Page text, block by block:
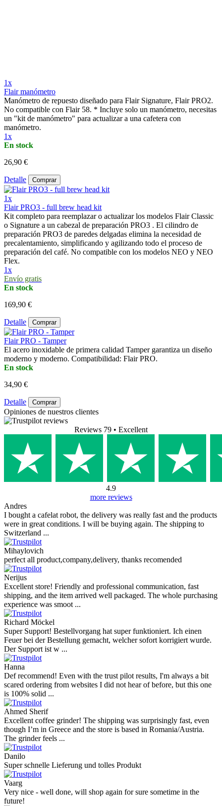
1x
Flair manómetro
Manómetro de repuesto diseñado para Flair Signature, Flair PRO2.
No compatible con Flair 58. * Incluye solo un manómetro, necesitas
un "kit de manómetro" para actualizar a una cafetera con
manómetro.
1x
En stock
26,90 €
Detalle Comprar
1x
Flair PRO3 - full brew head kit
Kit completo para reemplazar o actualizar los modelos Flair Classic
o Signature a un cabezal de preparación PRO3 . El cilindro de
preparación PRO3 de paredes delgadas elimina la necesidad de
precalentamiento, simplificando y agilizando todo el proceso de
preparación del café. No compatible con los modelos NEO y NEO
Flex.
1x
Envío gratis
En stock
169,90 €
Detalle Comprar
Flair PRO - Tamper
El acero inoxidable de primera calidad Tamper garantiza un diseño
moderno y moderno. Compatibilidad: Flair PRO.
En stock
34,90 €
Detalle Comprar
Opiniones de nuestros clientes
Reviews 79 • Excellent
4.9
more reviews
Andres
I bought a cafelat robot, the delivery was really fast and the products
were in great conditions. I will be buying again. The shipping to
Switzerland ...
Mihaylovich
perfect all product,company,delivery, thanks recomended
Nerijus
Excellent store! Friendly and professional communication, fast
shipping, and the item arrived well packaged. The whole purchasing
experience was smoot ...
Richard Möckel
Super Support! Bestellvorgang hat super funktioniert. Ich einen
Feuer bei der Bestellung gemacht, welcher sofort korrigiert wurde.
Der Support ist w ...
Hanna
Def recommend! Even with the trust pilot results, I'm always a bit
scared ordering from websites I did not hear of before, but this one
is 100% solid ...
Ahmed Sherif
Excellent coffee grinder! The shipping was surprisingly fast, even
though I’m in Greece and the store is based in Romania/Austria.
The grinder feels ...
Danilo
Super schnelle Lieferung und tolles Produkt
Vaarg
Very nice - well done, will shop again for sure sometime in the
future!